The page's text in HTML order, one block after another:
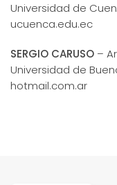
Universidad de
ucuenca.edu.ec
SERGIO CARUSO –
Universidad de
hotmail.com.ar